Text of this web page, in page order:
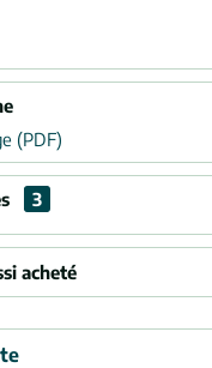
(PDF)
3
acheté